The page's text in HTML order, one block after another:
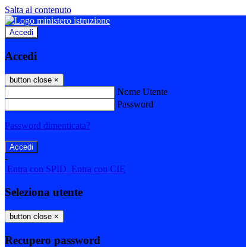
Salta al contenuto
Accedi
Accedi
button close ×
Nome Utente
Password
Password dimenticata?
-
Entra con SPID Entra con CIE
Seleziona utente
button close ×
Recupero password